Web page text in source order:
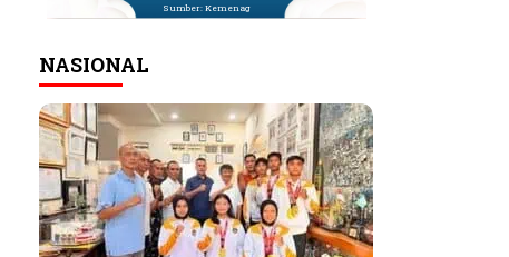
Sumber: Kemenag
NASIONAL